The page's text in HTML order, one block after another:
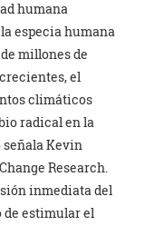
humana
especia humana
millones de
el
climáticos
radical en la
señala Kevin
Research.
inmediata del
estimular el